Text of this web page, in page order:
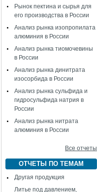
Рынок пектина и сырья для
его производства в России
Анализ рынка изопропилата
алюминия в России
Анализ рынка тиомочевины
в России
Анализ рынка динитрата
изосорбида в России
Анализ рынка сульфида и
гидросульфида натрия в
России
Анализ рынка нитрата
алюминия в России
Все отчеты
ОТЧЕТЫ ПО ТЕМАМ
Другая продукция
Литье под давлением,